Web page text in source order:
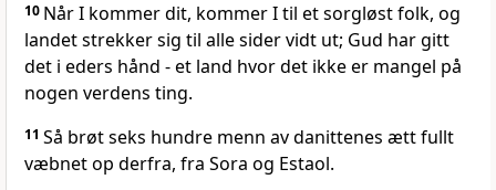
10 Når I kommer dit, kommer I til et sorgløst folk, og
landet strekker sig til alle sider vidt ut; Gud har gitt
det i eders hånd - et land hvor det ikke er mangel på
nogen verdens ting.
11 Så brøt seks hundre menn av danittenes ætt fullt
væbnet op derfra, fra Sora og Estaol.